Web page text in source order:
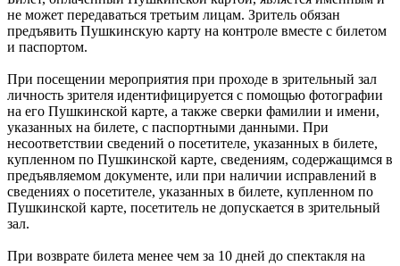
не может передаваться третьим лицам. Зритель обязан
предъявить Пушкинскую карту на контроле вместе с билетом
и паспортом.
При посещении мероприятия при проходе в зрительный зал
личность зрителя идентифицируется с помощью фотографии
на его Пушкинской карте, а также сверки фамилии и имени,
указанных на билете, с паспортными данными. При
несоответствии сведений о посетителе, указанных в билете,
купленном по Пушкинской карте, сведениям, содержащимся в
предъявляемом документе, или при наличии исправлений в
сведениях о посетителе, указанных в билете, купленном по
Пушкинской карте, посетитель не допускается в зрительный
зал.
При возврате билета менее чем за 10 дней до спектакля на